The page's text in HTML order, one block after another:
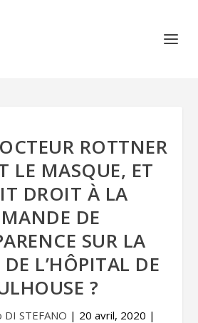
ROTTNER
LE MASQUE, ET
DROIT À LA
DE
SUR LA
L’HÔPITAL DE
?
DI STEFANO | 20 avril, 2020 |